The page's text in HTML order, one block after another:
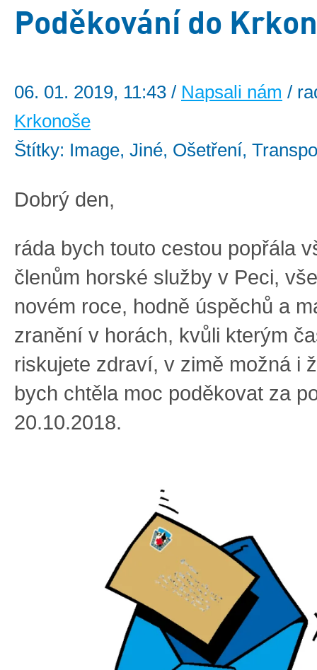
Poděkování do
06. 01. 2019, 11:43 / Napsali nám /
Krkonoše
Štítky: Image, Jiné, Ošetření,
Dobrý den,
ráda bych touto cestou popřála
členům horské služby v Peci,
novém roce, hodně úspěchů a
zranění v horách, kvůli kterým
riskujete zdraví, v zimě možná i
bych chtěla moc poděkovat za
20.10.2018.